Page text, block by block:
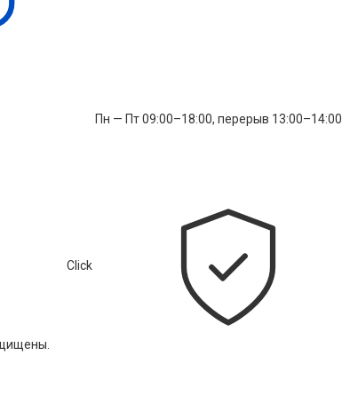
Пн — Пт 09:00–18:00, перерыв 13:00–14:00
Click